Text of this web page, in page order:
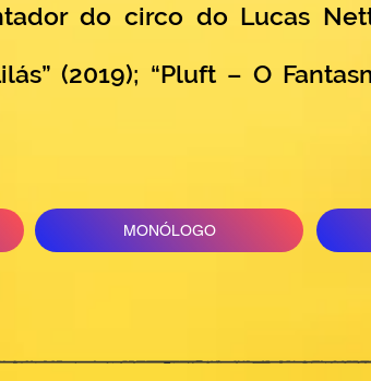
do circo do Lucas
(2019); “Pluft – O
MONÓLOGO